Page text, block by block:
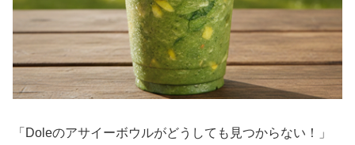
「Doleのアサイーボウルがどうしても見つからない！」